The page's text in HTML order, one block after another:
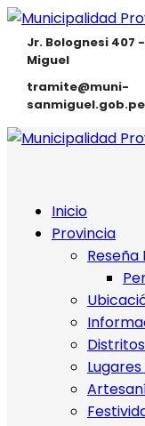
Jr. Bolognesi 407
Miguel
tramite@muni-
sanmiguel.gob.pe
Inicio
Provincia
Reseña